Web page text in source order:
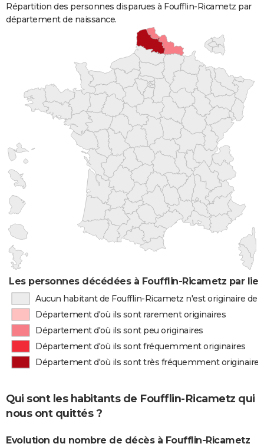
Répartition des personnes disparues à Foufflin-Ricametz par
département de naissance.
Les personnes décédées à Foufflin-Ricametz par
Aucun habitant de Foufflin-Ricametz n'est originaire de
Département d'où ils sont rarement originaires
Département d'où ils sont peu originaires
Département d'où ils sont fréquemment originaires
Département d'où ils sont très fréquemment originaires
Qui sont les habitants de Foufflin-Ricametz qui
nous ont quittés ?
Evolution du nombre de décès à Foufflin-Ricametz